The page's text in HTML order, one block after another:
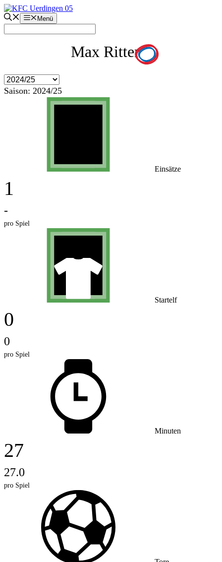
Zum
Inhalt
springen
Menü
Max Ritter
Saison: 2024/25
Einsätze
1
-
pro Spiel
Startelf
0
0
pro Spiel
Minuten
27
27.0
pro Spiel